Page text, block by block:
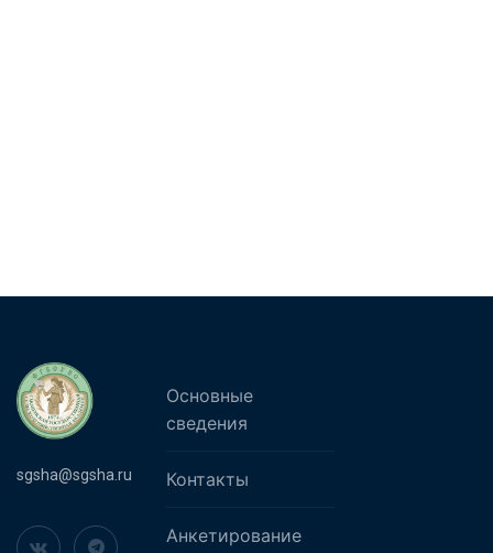
sgsha@sgsha.ru
Основные
сведения
Контакты
Анкетирование